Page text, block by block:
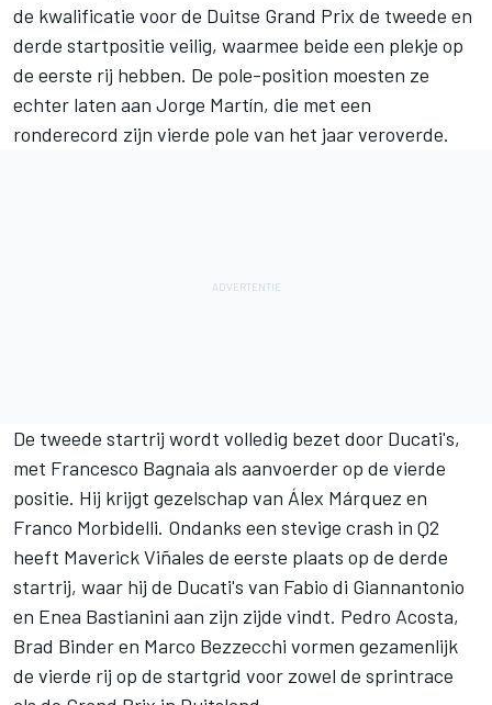
de kwalificatie voor de Duitse Grand Prix de tweede en
derde startpositie veilig, waarmee beide een plekje op
de eerste rij hebben. De pole-position moesten ze
echter laten aan Jorge Martín, die met een
ronderecord zijn vierde pole van het jaar veroverde.
De tweede startrij wordt volledig bezet door Ducati's,
met Francesco Bagnaia als aanvoerder op de vierde
positie. Hij krijgt gezelschap van Álex Márquez en
Franco Morbidelli. Ondanks een stevige crash in Q2
heeft Maverick Viñales de eerste plaats op de derde
startrij, waar hij de Ducati's van Fabio di Giannantonio
en Enea Bastianini aan zijn zijde vindt. Pedro Acosta,
Brad Binderen Marco Bezzecchi vormen gezamenlijk
de vierde rij op de startgrid voor zowel de sprintrace